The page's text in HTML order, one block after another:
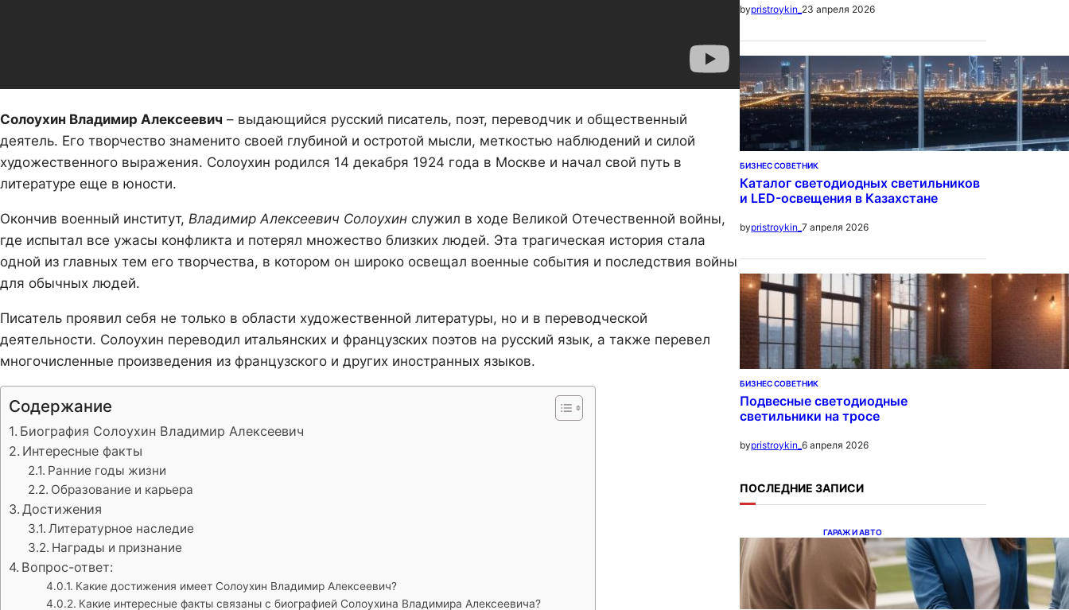
Солоухин Владимир Алексеевич – выдающийся русский писатель, поэт, переводчик и общественный
деятель. Его творчество знаменито своей глубиной и остротой мысли, меткостью наблюдений и силой
художественного выражения. Солоухин родился 14 декабря 1924 года в Москве и начал свой путь в
литературе еще в юности.
Окончив военный институт, Владимир Алексеевич Солоухин служил в ходе Великой Отечественной войны,
где испытал все ужасы конфликта и потерял множество близких людей. Эта трагическая история стала
одной из главных тем его творчества, в котором он широко освещал военные события и последствия войны
для обычных людей.
Писатель проявил себя не только в области художественной литературы, но и в переводческой
деятельности. Солоухин переводил итальянских и французских поэтов на русский язык, а также перевел
многочисленные произведения из французского и других иностранных языков.
Содержание
Биография Солоухин Владимир Алексеевич
Интересные факты
Ранние годы жизни
Образование и карьера
Достижения
Литературное наследие
Награды и признание
Вопрос-ответ:
Какие достижения имеет Солоухин Владимир Алексеевич?
Какие интересные факты связаны с биографией Солоухина Владимира Алексеевича?
bypristroykin_ 23 апреля 2026
БИЗНЕС СОВЕТНИК
Каталог светодиодных светильников
и LED-освещения в Казахстане
bypristroykin_ 7 апреля 2026
БИЗНЕС СОВЕТНИК
Подвесные светодиодные
светильники на тросе
bypristroykin_ 6 апреля 2026
ПОСЛЕДНИЕ ЗАПИСИ
ГАРАЖ И АВТО
Ипотека на новостройки
при оформлении
напрямую у застройщика